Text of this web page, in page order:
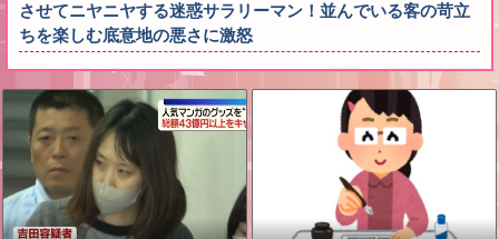
させてニヤニヤする迷惑サラリーマン！並んでいる客の苛立
ちを楽しむ底意地の悪さに激怒